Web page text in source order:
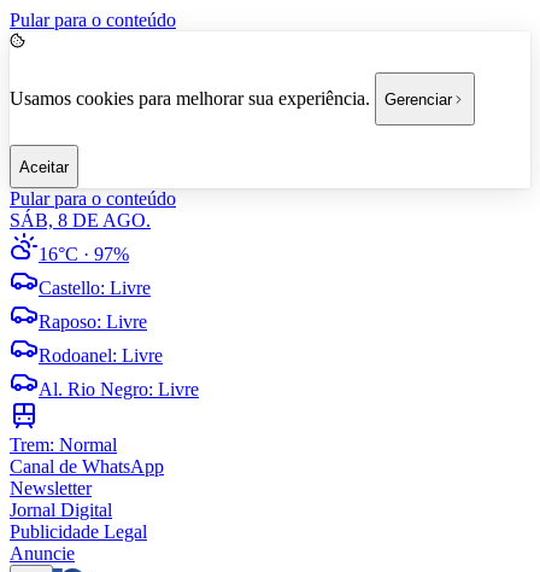
Pular para o conteúdo
Usamos cookies para melhorar sua experiência. Gerenciar
Aceitar
Pular para o conteúdo
SÁB, 8 DE AGO.
16°C · 97%
Castello: Livre
Raposo: Livre
Rodoanel: Livre
Al. Rio Negro: Livre
Trem: Normal
Canal de WhatsApp
Newsletter
Jornal Digital
Publicidade Legal
Anuncie